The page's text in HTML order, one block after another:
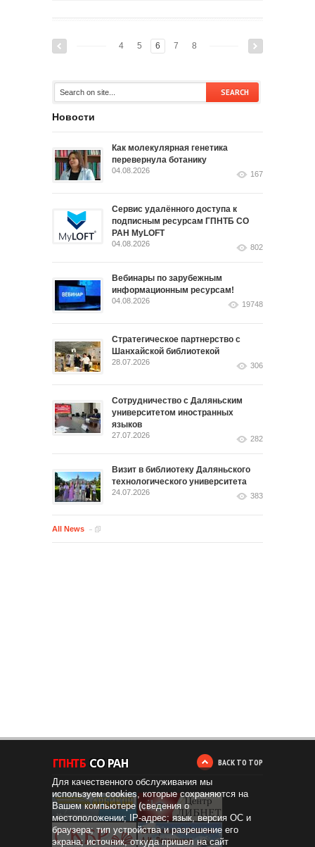
4 5 6 7 8
Новости
Как молекулярная генетика
перевернула ботанику
04.08.2026 167
Сервис удалённого доступа к
подписным ресурсам ГПНТБ СО
РАН MyLOFT
04.08.2026 802
Вебинары по зарубежным
информационным ресурсам!
04.08.2026 19748
Стратегическое партнерство с
Шанхайской библиотекой
28.07.2026 306
Сотрудничество с Даляньским
университетом иностранных
языков
27.07.2026 282
Визит в библиотеку Даляньского
технологического университета
24.07.2026 383
All News
BACK TO TOP
Для качественного обслуживания мы
используем cookies, которые сохраняются на
Вашем компьютере (сведения о
местоположении; IP-адрес; язык, версия ОС и
браузера; тип устройства и разрешение его
экрана; источник, откуда пришел на сайт